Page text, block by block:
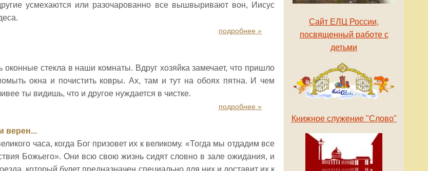
усмехаются или разочарованно все вышвыривают вон, Иисус
подробнее »
стекла в наши комнаты. Вдруг хозяйка замечает, что пришло
окна и почистить ковры. Ах, там и тут на обоях пятна. И чем
ты видишь, что и другое нуждается в чистке.
подробнее »
верен...
часа, когда Бог призовет их к великому. «Тогда мы отдадим все
Божьего». Они всю свою жизнь сидят словно в зале ожидания, и
который будет предназначен специально для них и доставит их к
Сайт ЕЛЦ России,
посвященный работе с
детьми
Книжное служение "Слово"